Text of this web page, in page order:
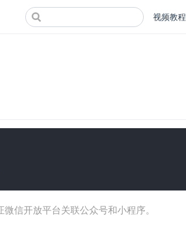
视频教程
信开放平台关联公众号和小程序。